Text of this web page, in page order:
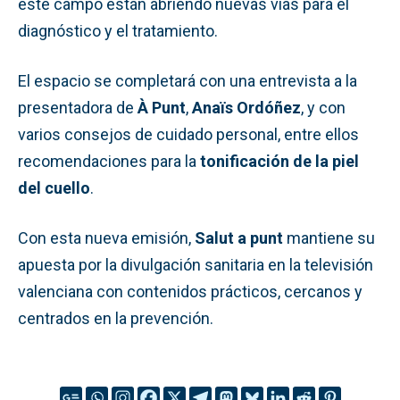
este campo están abriendo nuevas vías para el
diagnóstico y el tratamiento.
El espacio se completará con una entrevista a la
presentadora de À Punt,Anaïs Ordóñez, y con
varios consejos de cuidado personal, entre ellos
recomendaciones para la tonificación de la piel
del cuello.
Con esta nueva emisión, Salut a punt mantiene su
apuesta por la divulgación sanitaria en la televisión
valenciana con contenidos prácticos, cercanos y
centrados en la prevención.